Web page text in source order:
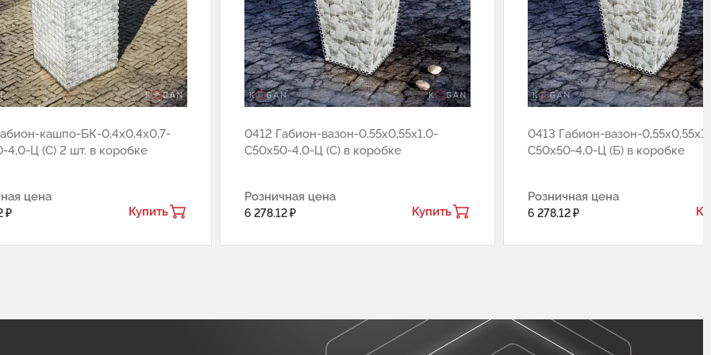
кашпо-БК-0,4х0,4х0,7-
4,0-Ц (С) 2 шт. в коробке
цена
₽ Купить
0412 Габион-вазон-0,55х0,55х1,0-
С50х50-4,0-Ц (С) в коробке
Розничная цена
6 278.12 ₽ Купить
0413 Габион-вазон-
С50х50-4,0-Ц (Б) в коробке
Розничная цена
6 278.12 ₽